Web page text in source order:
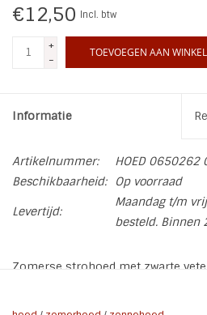
€12,50 Incl. btw
+
-
TOEVOEGEN AAN
Informatie
Artikelnummer:
HOED 0650262
Beschikbaarheid:
Op voorraad
Levertijd:
Maandag t/m
besteld. Binnen
Zomerse strohoed met zwarte
accessoires of draag hem zo.